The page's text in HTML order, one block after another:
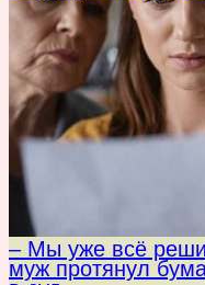
– Мы уже всё
муж протянул